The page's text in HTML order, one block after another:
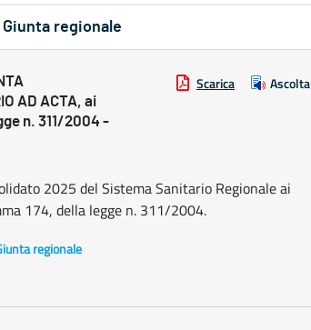
regionale
AD ACTA, ai
n. 311/2004 -
Scarica Ascolta
2025 del Sistema Sanitario Regionale ai
174, della legge n. 311/2004.
regionale